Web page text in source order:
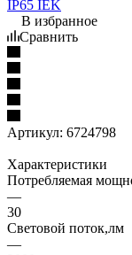
В избранное
Сравнить
Артикул: 6724798
Характеристики
Потребляемая
—
30
Световой поток,лм
—